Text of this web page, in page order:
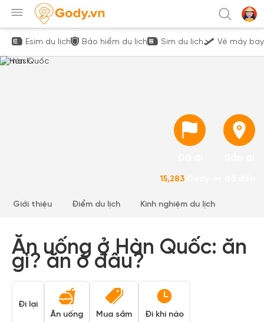
Esim du lịch Bảo hiểm du lịch Sim du lịch Vé máy bay
15,283
Giới thiệu Điểm du lịch Kinh nghiệm du lịch
Ăn uống ở Hàn Quốc: ăn
gì? ăn ở đâu?
Đi lại
Ăn uống
Mua sắm Đi khi nào